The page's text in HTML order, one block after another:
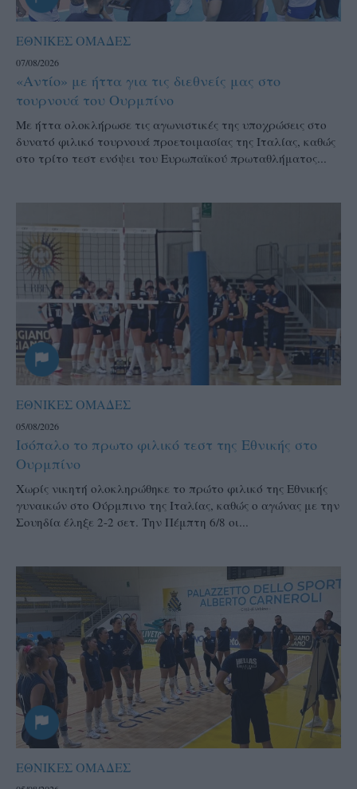
ΕΘΝΙΚΕΣ ΟΜΑΔΕΣ
07/08/2026
«Αντίο» με ήττα για τις διεθνείς μας στο
τουρνουά του Ουρμπίνο
Mε ήττα ολοκλήρωσε τις αγωνιστικές της υποχρώσεις στο
δυνατό φιλικό τουρνουά προετοιμασίας της Ιταλίας, καθώς
στο τρίτο τεστ ενόψει του Ευρωπαϊκού πρωταθλήματος...
ΕΘΝΙΚΕΣ ΟΜΑΔΕΣ
05/08/2026
Ισόπαλο το πρωτο φιλικό τεστ της Εθνικής στο
Ουρμπίνο
Χωρίς νικητή ολοκληρώθηκε το πρώτο φιλικό της Εθνικής
γυναικών στο Ούρμπινο της Ιταλίας, καθώς ο αγώνας με την
Σουηδία έληξε 2-2 σετ. Την Πέμπτη 6/8 οι...
ΕΘΝΙΚΕΣ ΟΜΑΔΕΣ